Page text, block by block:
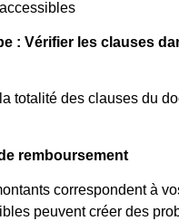
: Vérifier les clauses
totalité des clauses du
remboursement
correspondent à
peuvent créer des